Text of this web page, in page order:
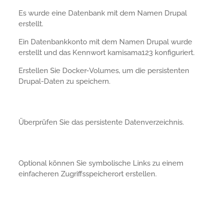
Es wurde eine Datenbank mit dem Namen Drupal
erstellt.
Ein Datenbankkonto mit dem Namen Drupal wurde
erstellt und das Kennwort kamisama123 konfiguriert.
Erstellen Sie Docker-Volumes, um die persistenten
Drupal-Daten zu speichern.
Überprüfen Sie das persistente Datenverzeichnis.
Optional können Sie symbolische Links zu einem
einfacheren Zugriffsspeicherort erstellen.